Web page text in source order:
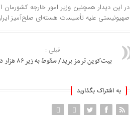
در این دیدار همچنین وزیر امور خارجه
صهیونیستی علیه تأسیسات هسته‌ای صلح‌آمیز
قبلی :
بیت‌کوین ترمز برید/ سقوط به زیر ۸۶ هزار دلار
به اشتراک بگذارید